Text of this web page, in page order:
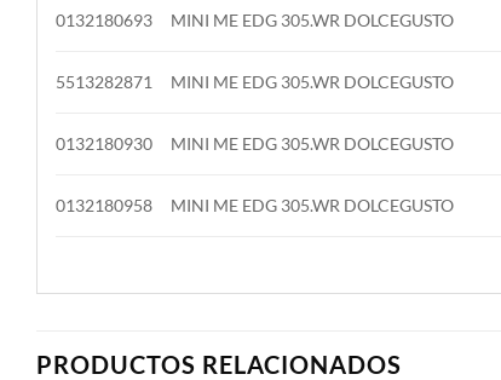
0132180693 MINI ME EDG 305.WR DOLCEGUSTO
5513282871 MINI ME EDG 305.WR DOLCEGUSTO
0132180930 MINI ME EDG 305.WR DOLCEGUSTO
0132180958 MINI ME EDG 305.WR DOLCEGUSTO
PRODUCTOS RELACIONADOS